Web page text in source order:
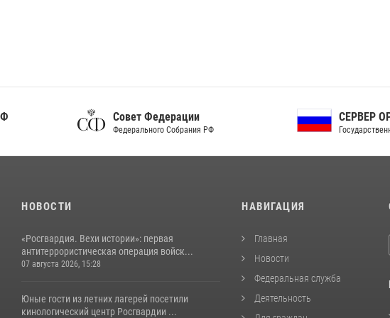
Совет Федерации
Федерального Собрания РФ
СЕРВЕР ОРГАНОВ
Государственной власти РФ
НОВОСТИ
«Росгвардия. Вехи истории»: первая
антитеррористическая операция войск...
07 августа 2026, 15:28
Юные гости из летних лагерей посетили
кинологический центр Росгвардии ...
НАВИГАЦИЯ
Главная
Новости
Федеральная служба
Деятельность